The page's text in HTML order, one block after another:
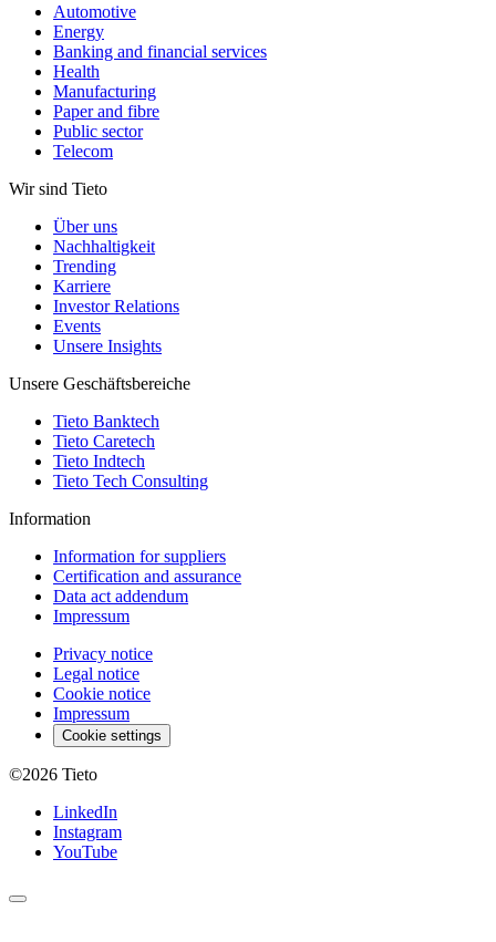
Automotive
Energy
Banking and financial services
Health
Manufacturing
Paper and fibre
Public sector
Telecom
Wir sind Tieto
Über uns
Nachhaltigkeit
Trending
Karriere
Investor Relations
Events
Unsere Insights
Unsere Geschäftsbereiche
Tieto Banktech
Tieto Caretech
Tieto Indtech
Tieto Tech Consulting
Information
Information for suppliers
Certification and assurance
Data act addendum
Impressum
Privacy notice
Legal notice
Cookie notice
Impressum
Cookie settings
©2026 Tieto
LinkedIn
Instagram
YouTube